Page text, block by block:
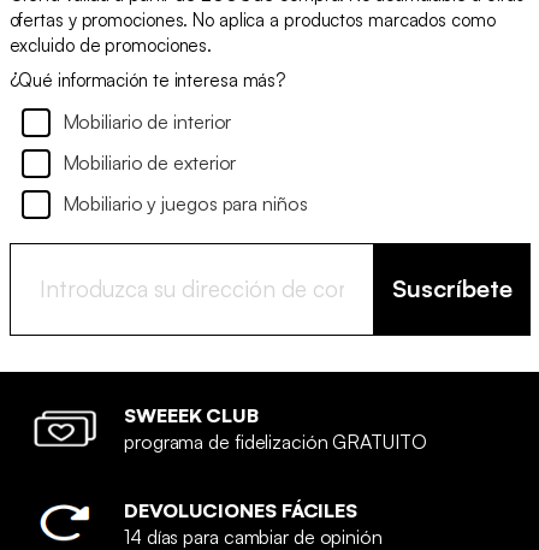
ofertas y promociones. No aplica a productos marcados como
excluido de promociones.
¿Qué información te interesa más?
Mobiliario de interior
Mobiliario de exterior
Mobiliario y juegos para niños
Suscríbete
SWEEEK CLUB
programa de fidelización GRATUITO
DEVOLUCIONES FÁCILES
14 días para cambiar de opinión